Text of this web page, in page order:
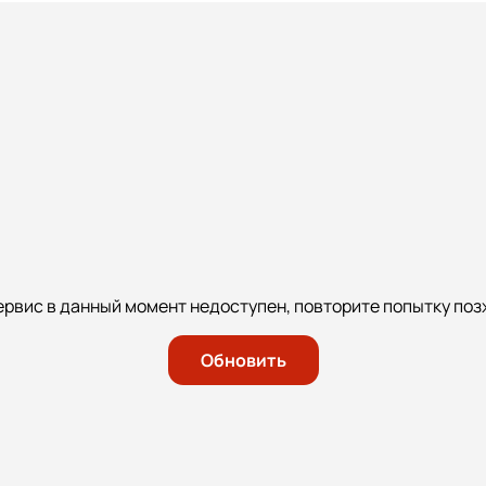
в данный момент недоступен, повторите попытку
Обновить